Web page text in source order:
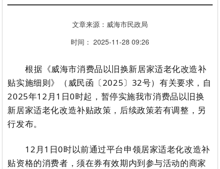
文章来源：威海市民政局
时间： 2025-11-28 09:26
根据《威海市消费品以旧换新居家适老化改造补
贴实施细则》（威民函〔2025〕 32号）有关要求， 自
2025年12 月1 日0时起 ， 暂停实施我市消费品以旧换
新居家适老化改造补贴政策 ， 后续政策若有调整，另
行发布。
12 月1 日0时以前通过平台申领居家适老化改造补
贴资格的消费者，须在券有效期内到参与活动的商家